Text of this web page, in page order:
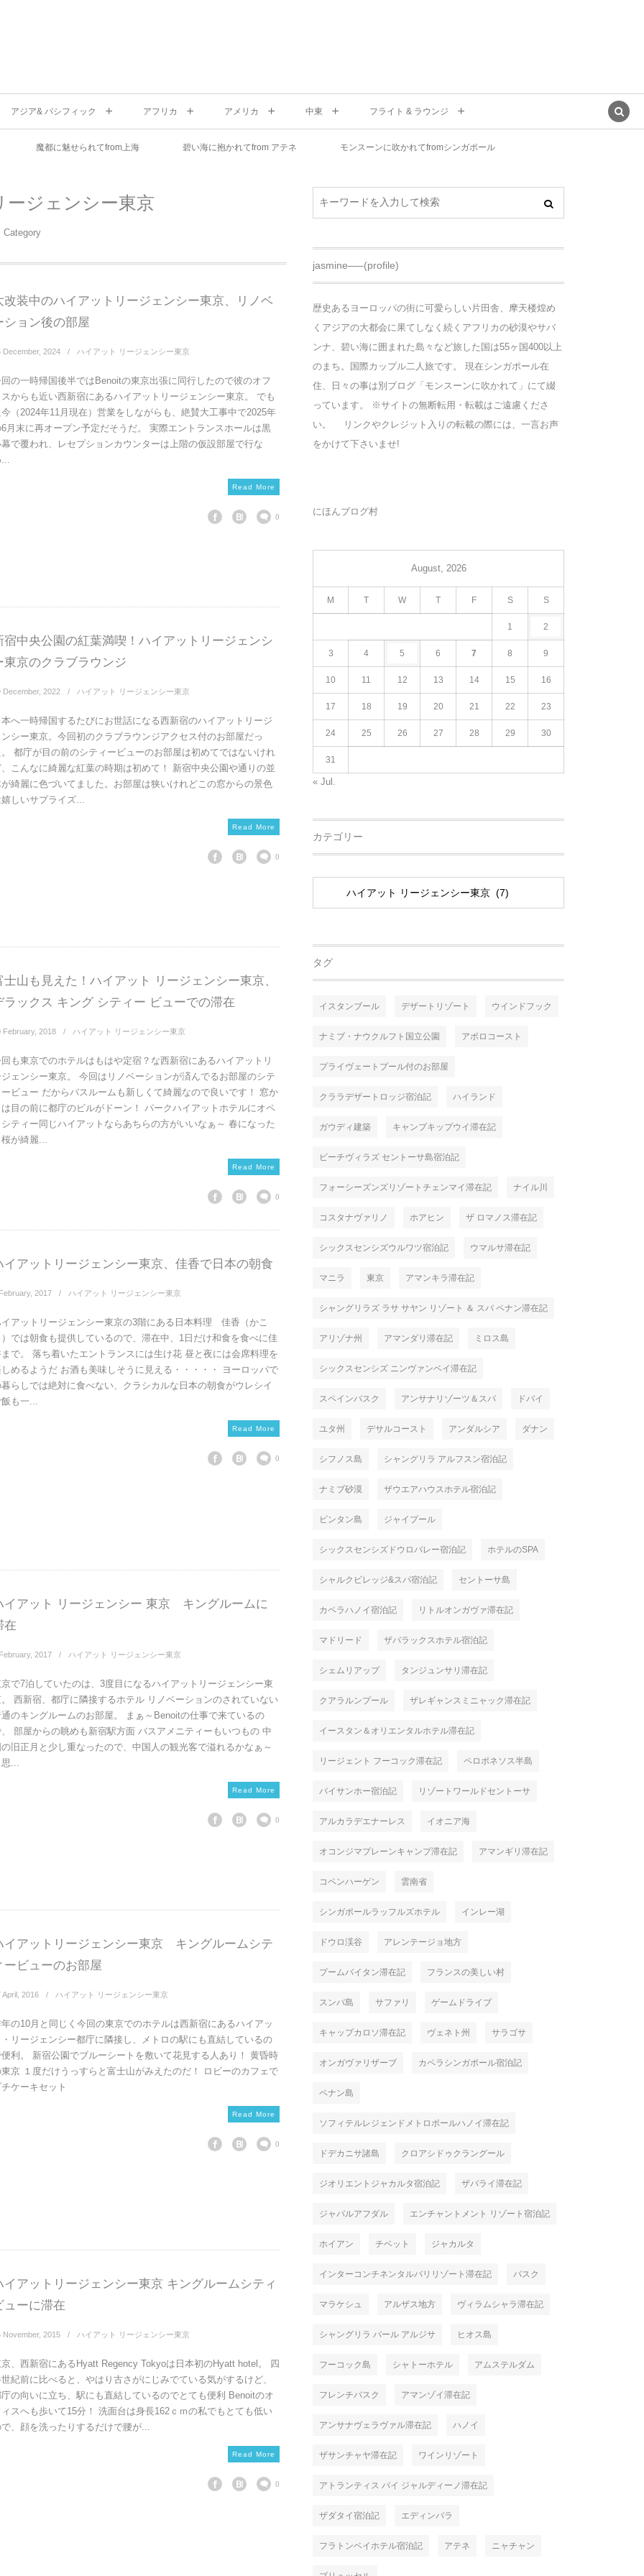
アジア& パシフィック アフリカ アメリカ 中東 フライト & ラウンジ
魔都に魅せられてfrom上海 碧い海に抱かれてfrom アテネ モンスーンに吹かれてfromシンガポール
ージェンシー東京
Category
改装中のハイアットリージェンシー東京、リノベ
ション後の部屋
December, 2024 ハイアット リージェンシー東京
の一時帰国後半ではBenoitの東京出張に同行したので彼のオフ
からも近い西新宿にあるハイアットリージェンシー東京。 でも
（2024年11月現在）営業をしながらも、絶賛大工事中で2025年
月末に再オープン予定だそうだ。 実際エントランスホールは黒
で覆われ、レセプションカウンターは上階の仮設部屋で行な
...
Read More
0
宿中央公園の紅葉満喫！ハイアットリージェンシ
東京のクラブラウンジ
December, 2022 ハイアット リージェンシー東京
へ一時帰国するたびにお世話になる西新宿のハイアットリージ
シー東京。今回初のクラブラウンジアクセス付のお部屋だっ
都庁が目の前のシティービューのお部屋は初めてではないけれ
こんなに綺麗な紅葉の時期は初めて！ 新宿中央公園や通りの並
綺麗に色づいてました。お部屋は狭いけれどこの窓からの景色
しいサプライズ...
Read More
0
士山も見えた！ハイアット リージェンシー東京、
ラックス キング シティー ビューでの滞在
February, 2018 ハイアット リージェンシー東京
も東京でのホテルはもはや定宿？な西新宿にあるハイアットリ
ェンシー東京。 今回はリノベーションが済んでるお部屋のシテ
ビュー だからバスルームも新しくて綺麗なので良いです！ 窓か
目の前に都庁のビルがドーン！ パークハイアットホテルにオペ
ティー同じハイアットならあちらの方がいいなぁ～ 春になった
が綺麗...
Read More
0
イアットリージェンシー東京、佳香で日本の朝食
, 2017 ハイアット リージェンシー東京
イアットリージェンシー東京の3階にある日本料理 佳香（かこ
では朝食も提供しているので、滞在中、1日だけ和食を食べに佳
で。 落ち着いたエントランスには生け花 昼と夜には会席料理を
めるようだ お酒も美味しそうに見える・・・・・ ヨーロッパで
らしでは絶対に食べない、クラシカルな日本の朝食がウレシイ
も一...
Read More
0
イアット リージェンシー 東京 キングルームに
在
, 2017 ハイアット リージェンシー東京
で7泊していたのは、3度目になるハイアットリージェンシー東
西新宿、都庁に隣接するホテル リノベーションのされていない
のキングルームのお部屋。 まぁ～Benoitの仕事で来ているの
部屋からの眺めも新宿駅方面 バスアメニティーもいつもの 中
旧正月と少し重なったので、中国人の観光客で溢れるかなぁ～
...
Read More
0
イアットリージェンシー東京 キングルームシテ
ービューのお部屋
April 2016 ハイアット リージェンシー東京
の10月と同じく今回の東京でのホテルは西新宿にあるハイアッ
リージェンシー都庁に隣接し、メトロの駅にも直結しているの
利。 新宿公園でブルーシートを敷いて花見する人あり！ 黄昏時
京 １度だけうっすらと富士山がみえたのだ！ ロビーのカフェで
ケーキセット
Read More
0
イアットリージェンシー東京 キングルームシティ
ューに滞在
November, 2015 ハイアット リージェンシー東京
、西新宿にあるHyatt Regency Tokyoは日本初のHyatt hotel。 四
紀前に比べると、やはり古さがにじみでている気がするけど、
の向いに立ち、駅にも直結しているのでとても便利 Benoitのオ
スへも歩いて15分！ 洗面台は身長162ｃｍの私でもとても低い
、顔を洗ったりするだけで腰が...
Read More
0
jasmine—–(profile)
歴史あるヨーロッパの街に可愛らしい片田舎、摩天楼煌め
くアジアの大都会に果てしなく続くアフリカの砂漠やサバ
ンナ、碧い海に囲まれた島々など旅した国は55ヶ国400以上
のまち。国際カップル二人旅です。 現在シンガポール在
住、日々の事は別ブログ「モンスーンに吹かれて」にて綴
っています。 ※サイトの無断転用・転載はご遠慮くださ
い。 リンクやクレジット入りの転載の際には、一言お声
をかけて下さいませ!
にほんブログ村
August, 2026
M T W T F S S
1 2
3 4 5 6 7 8 9
10 11 12 13 14 15 16
17 18 19 20 21 22 23
24 25 26 27 28 29 30
31
« Jul.
カテゴリー
タグ
イスタンブール デザートリゾート ウインドフック
ナミブ・ナウクルフト国立公園 アポロコースト
プライヴェートプール付のお部屋
クララデザートロッジ宿泊記 ハイランド
ガウディ建築 キャンプキップウイ滞在記
ビーチヴィラズ セントーサ島宿泊記
フォーシーズンズリゾートチェンマイ滞在記 ナイル川
コスタナヴァリノ ホアヒン ザ ロマノス滞在記
シックスセンシズウルワツ宿泊記 ウマルサ滞在記
マニラ 東京 アマンキラ滞在記
シャングリラズ ラサ サヤン リゾート ＆ スパ ペナン滞在記
アリゾナ州 アマンダリ滞在記 ミロス島
シックスセンシズ ニンヴァンベイ滞在記
スペインバスク アンサナリゾーツ＆スパ ドバイ
ユタ州 デサルコースト アンダルシア ダナン
シフノス島 シャングリラ アルフスン宿泊記
ナミブ砂漠 ザウエアハウスホテル宿泊記
ビンタン島 ジャイプール
シックスセンシズドウロバレー宿泊記 ホテルのSPA
シャルクビレッジ&スパ宿泊記 セントーサ島
カペラハノイ宿泊記 リトルオンガヴァ滞在記
マドリード ザバラックスホテル宿泊記
シェムリアップ タンジュンサリ滞在記
クアラルンプール ザレギャンスミニャック滞在記
イースタン＆オリエンタルホテル滞在記
リージェント フーコック滞在記 ペロポネソス半島
バイサンホー宿泊記 リゾートワールドセントーサ
アルカラデエナーレス イオニア海
オコンジマプレーンキャンプ滞在記 アマンギリ滞在記
コペンハーゲン 雲南省
シンガポールラッフルズホテル インレー湖
ドウロ渓谷 アレンテージョ地方
プームバイタン滞在記 フランスの美しい村
スンバ島 サファリ ゲームドライブ
キャップカロソ滞在記 ヴェネト州 サラゴサ
オンガヴァリザーブ カペラシンガポール宿泊記
ペナン島
ソフィテルレジェンドメトロポールハノイ滞在記
ドデカニサ諸島 クロアシドゥクラングール
ジオリエントジャカルタ宿泊記 ザバライ滞在記
ジャバルアフダル エンチャントメント リゾート宿泊記
ホイアン チベット ジャカルタ
インターコンチネンタルバリリゾート滞在記 バスク
マラケシュ アルザス地方 ヴィラムシャラ滞在記
シャングリラ バール アルジサ ヒオス島
フーコック島 シャトーホテル アムステルダム
フレンチバスク アマンゾイ滞在記
アンサナヴェラヴァル滞在記 ハノイ
ザサンチャヤ滞在記 ワインリゾート
アトランティス バイ ジャルディーノ滞在記
ザダタイ宿泊記 エディンバラ
フラトンベイホテル宿泊記 アテネ ニャチャン